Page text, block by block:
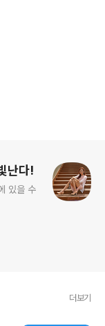
빛난다!
있을 수
더보기